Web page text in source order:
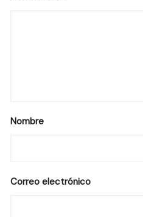
Nombre
Correo electrónico